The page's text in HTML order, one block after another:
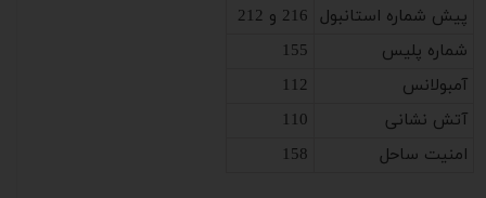
پیش شماره استانبول 216 و 212
شماره پلیس
155
آمبولانس
112
آتش نشانی
110
امنیت ساحل
158